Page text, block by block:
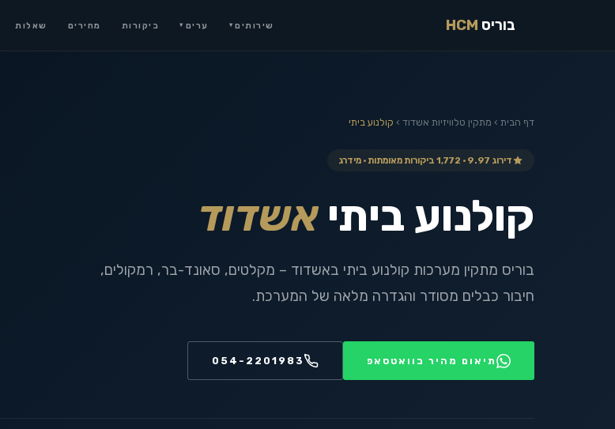
שירותים ▾ ערים ▾ ביקורות מחירים שאלות בוריס HCM
דף הבית › מתקין טלוויזיות אשדוד › קולנוע ביתי
דירוג 9.97 · 1,772 ביקורות מאומתות · מידרג
קולנוע ביתי אשדוד
בוריס מתקין מערכות קולנוע ביתי באשדוד – מקלטים, סאונד-בר, רמקולים,
חיבור כבלים מסודר והגדרה מלאה של המערכת.
תיאום מהיר בוואטסאפ 054-2201983